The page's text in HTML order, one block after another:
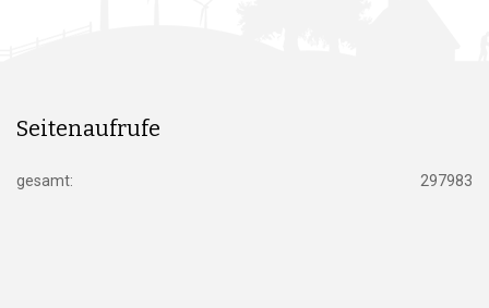
Seitenaufrufe
297983
gesamt: